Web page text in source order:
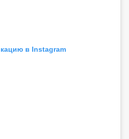
в Instagram